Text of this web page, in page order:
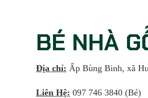
BÉ NHÀ
Địa chỉ: Ấp Bùng Binh, xã
Liên Hệ: 097 746 3840 (Bé)